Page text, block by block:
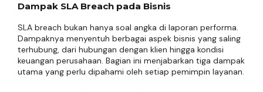
Dampak SLA Breach pada Bisnis
SLA breach bukan hanya soal angka di laporan performa.
Dampaknya menyentuh berbagai aspek bisnis yang saling
terhubung, dari hubungan dengan klien hingga kondisi
keuangan perusahaan. Bagian ini menjabarkan tiga dampak
utama yang perlu dipahami oleh setiap pemimpin layanan.